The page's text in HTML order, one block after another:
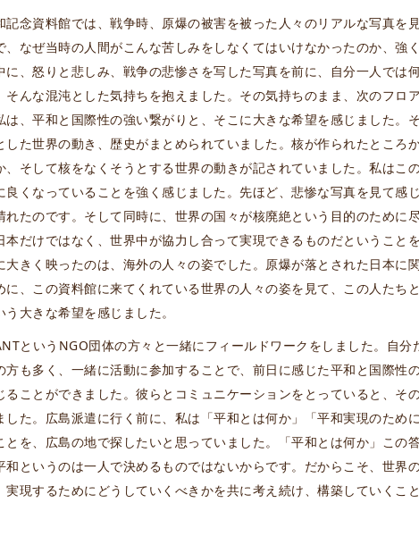
記念資料館では、戦争時、原爆の被害を被った人々のリアルな写真を
、なぜ当時の人間がこんな苦しみをしなくてはいけなかったのか、強
に、怒りと悲しみ、戦争の悲惨さを写した写真を前に、自分一人では
そんな混沌とした気持ちを抱えました。その気持ちのまま、次のフロ
は、平和と国際性の強い繋がりと、そこに大きな希望を感じました。
した世界の動き、歴史がまとめられていました。核が作られたところ
、そして核をなくそうとする世界の動きが記されていました。私はこ
良くなっていることを強く感じました。先ほど、悲惨な写真を見て感
れたのです。そして同時に、世界の国々が核廃絶という目的のために
本だけではなく、世界中が協力し合って実現できるものだということ
大きく映ったのは、海外の人々の姿でした。原爆が落とされた日本に
に、この資料館に来てくれている世界の人々の姿を見て、この人たち
大きな希望を感じました。
というNGO団体の方々と一緒にフィールドワークをしました。自分
方も多く、一緒に活動に参加することで、前日に感じた平和と国際性
ることができました。彼らとコミュニケーションをとっていると、そ
した。広島派遣に行く前に、私は「平和とは何か」「平和実現のため
とを、広島の地で探したいと思っていました。「平和とは何か」この
和というのは一人で決めるものではないからです。だからこそ、世界
実現するためにどうしていくべきかを共に考え続け、構築していくこ